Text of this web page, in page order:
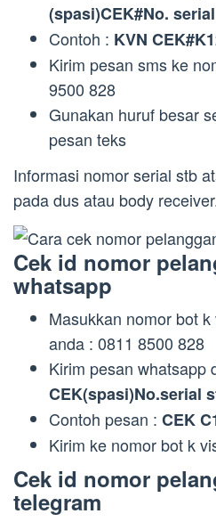
(spasi)CEK#No.
Contoh : KVN
Kirim pesan sms ke
9500 828
Gunakan huruf besar
pesan teks
Informasi nomor serial stb
pada dus atau body
Cek id nomor
whatsapp
Masukkan nomor bot
anda : 0811 8500 828
Kirim pesan whatsapp
CEK(spasi)No.serial
Contoh pesan : CEK
Kirim ke nomor bot k
Cek id nomor
telegram